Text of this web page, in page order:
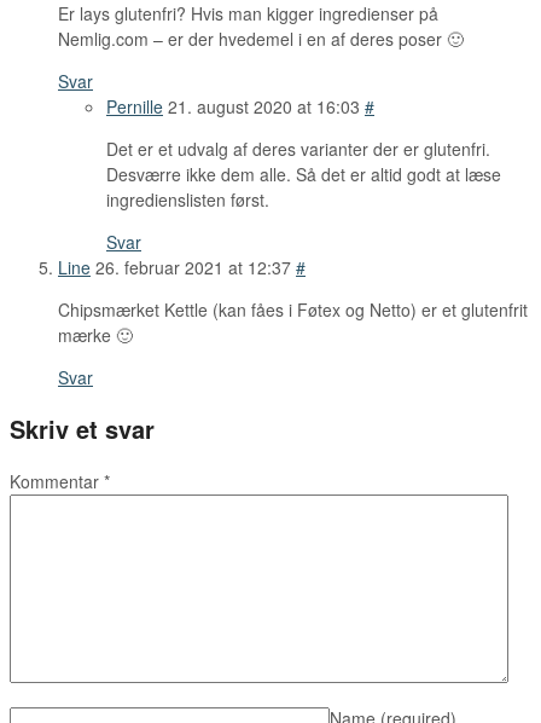
Er lays glutenfri? Hvis man kigger ingredienser på
Nemlig.com – er der hvedemel i en af deres poser 🙂
Svar
Pernille 21. august 2020 at 16:03 #
Det er et udvalg af deres varianter der er glutenfri.
Desværre ikke dem alle. Så det er altid godt at læse
ingredienslisten først.
Svar
Line 26. februar 2021 at 12:37 #
Chipsmærket Kettle (kan fåes i Føtex og Netto) er et glutenfrit
mærke 🙂
Svar
Skriv et svar
Kommentar *